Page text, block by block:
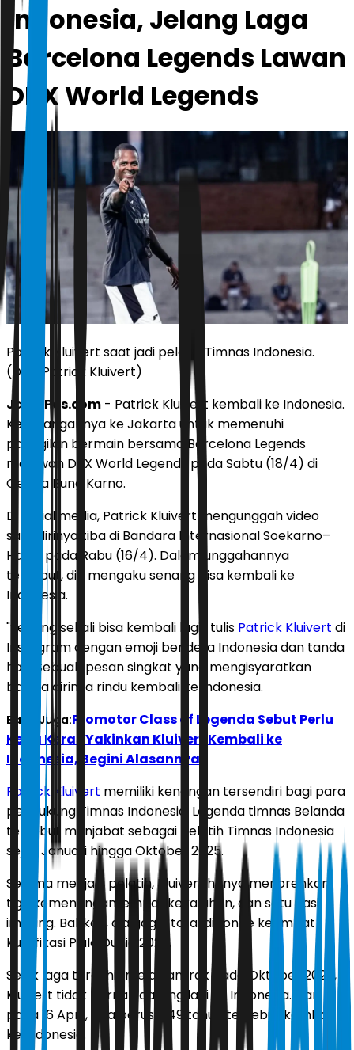
Indonesia, Jelang Laga
Barcelona Legends Lawan
DRX World Legends
Patrick Kluivert saat jadi pelatih Timnas Indonesia.
(Dok. Patrick Kluivert)
JawaPos.com - Patrick Kluivert kembali ke Indonesia.
Kedatangannya ke Jakarta untuk memenuhi
panggilan bermain bersama Barcelona Legends
melawan DRX World Legends pada Sabtu (18/4) di
Gelora Bung Karno.
Di sosial media, Patrick Kluivert mengunggah video
saat dirinya tiba di Bandara Internasional Soekarno–
Hatta pada Rabu (16/4). Dalam unggahannya
tersebut, dia mengaku senang bisa kembali ke
Indonesia.
"Senang sekali bisa kembali lagi," tulis Patrick Kluivert di
Instagram dengan emoji bendera Indonesia dan tanda
hati. Sebuah pesan singkat yang mengisyaratkan
bahwa dirinya rindu kembali ke Indonesia.
Baca Juga:Promotor Class of Legenda Sebut Perlu
Kerja Keras Yakinkan Kluivert Kembali ke
Indonesia, Begini Alasannya
Patrick Kluivert memiliki kenangan tersendiri bagi para
pendukung Timnas Indonesia. Legenda timnas Belanda
tersebut menjabat sebagai pelatih Timnas Indonesia
sejak Januari hingga Oktober 2025.
Selama menjadi pelatih, Kluivert hanya menorehkan
tiga kemenangan, empat kekalahan, dan satu hasil
imbang. Bahkan, dia gagal total di ronde keempat
Kualifikasi Piala Dunia 2026.
Sejak laga terakhir melawan Irak pada Oktober 2025,
Kluivert tidak pernah datang lagi ke Indonesia. Dan,
pada 16 April, pria berusia 49 tahun tersebut kembali
ke Indonesia.